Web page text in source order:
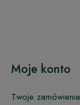
Moje konto
Twoje zamówienia